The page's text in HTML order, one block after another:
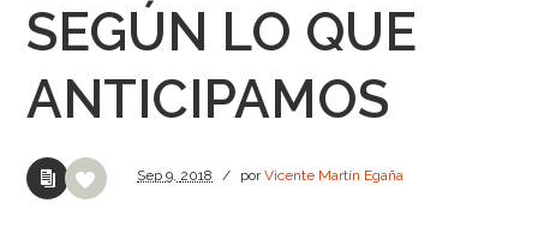
SEGÚN LO QUE
ANTICIPAMOS
Sep9, 2018 / porVicente Martín Egaña